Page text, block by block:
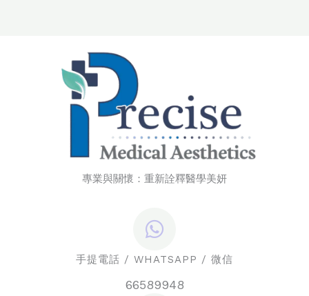
專業與關懷：重新詮釋醫學美妍
手提電話 / WHATSAPP / 微信
66589948